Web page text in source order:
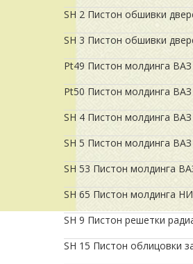
SH 2 Пистон обшивки
SH 3 Пистон обшивки
Pt49 Пистон молдинга
Pt50 Пистон молдинга ВАЗ
SH 4 Пистон молдинга
SH 5 Пистон молдинга
SH 53 Пистон молдинга
SH 65 Пистон молдинга
SH 9 Пистон решетки
SH 15 Пистон облицовки